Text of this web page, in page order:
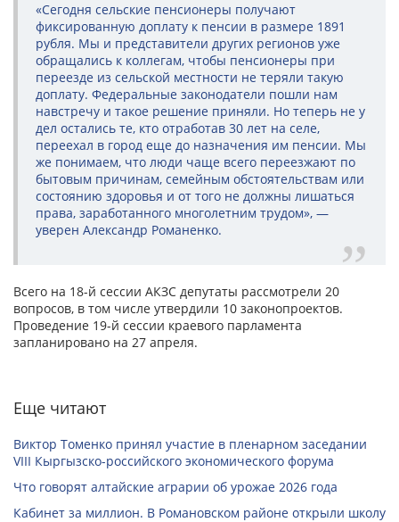
«Сегодня сельские пенсионеры получают
фиксированную доплату к пенсии в размере 1891
рубля. Мы и представители других регионов уже
обращались к коллегам, чтобы пенсионеры при
переезде из сельской местности не теряли такую
доплату. Федеральные законодатели пошли нам
навстречу и такое решение приняли. Но теперь не у
дел остались те, кто отработав 30 лет на селе,
переехал в город еще до назначения им пенсии. Мы
же понимаем, что люди чаще всего переезжают по
бытовым причинам, семейным обстоятельствам или
состоянию здоровья и от того не должны лишаться
права, заработанного многолетним трудом», —
уверен Александр Романенко.
Всего на 18-й сессии АКЗС депутаты рассмотрели 20
вопросов, в том числе утвердили 10 законопроектов.
Проведение 19-й сессии краевого парламента
запланировано на 27 апреля.
Еще читают
Виктор Томенко принял участие в пленарном заседании
VIII Кыргызско-российского экономического форума
Что говорят алтайские аграрии об урожае 2026 года
Кабинет за миллион. В Романовском районе открыли школу